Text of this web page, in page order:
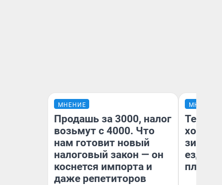
МНЕНИЕ
Продашь за 3000, налог
возьмут с 4000. Что
нам готовит новый
налоговый закон — он
коснется импорта и
даже репетиторов
МНЕНИЕ
Тепло
зимой.
ездит
плюсы